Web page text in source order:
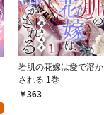
岩肌の花嫁は愛で溶か
される 1巻
363